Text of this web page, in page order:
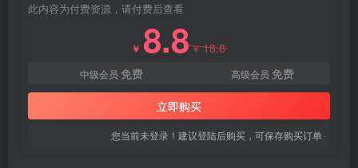
此内容为付费资源，请付费后查看
￥ 8.8￥18.8
中级会员 免费 高级会员 免费
立即购买
您当前未登录！建议登陆后购买，可保存购买订单